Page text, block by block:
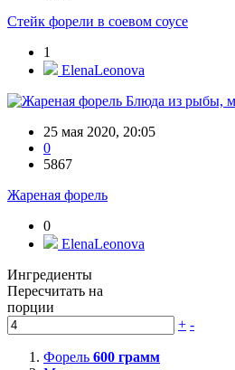
Стейк форели в соевом соусе
1
ElenaLeonova
Блюда из рыбы,
25 мая 2020, 20:05
0
5867
Жареная форель
0
ElenaLeonova
Ингредиенты
Пересчитать на
порции
+ -
Форель 600 грамм